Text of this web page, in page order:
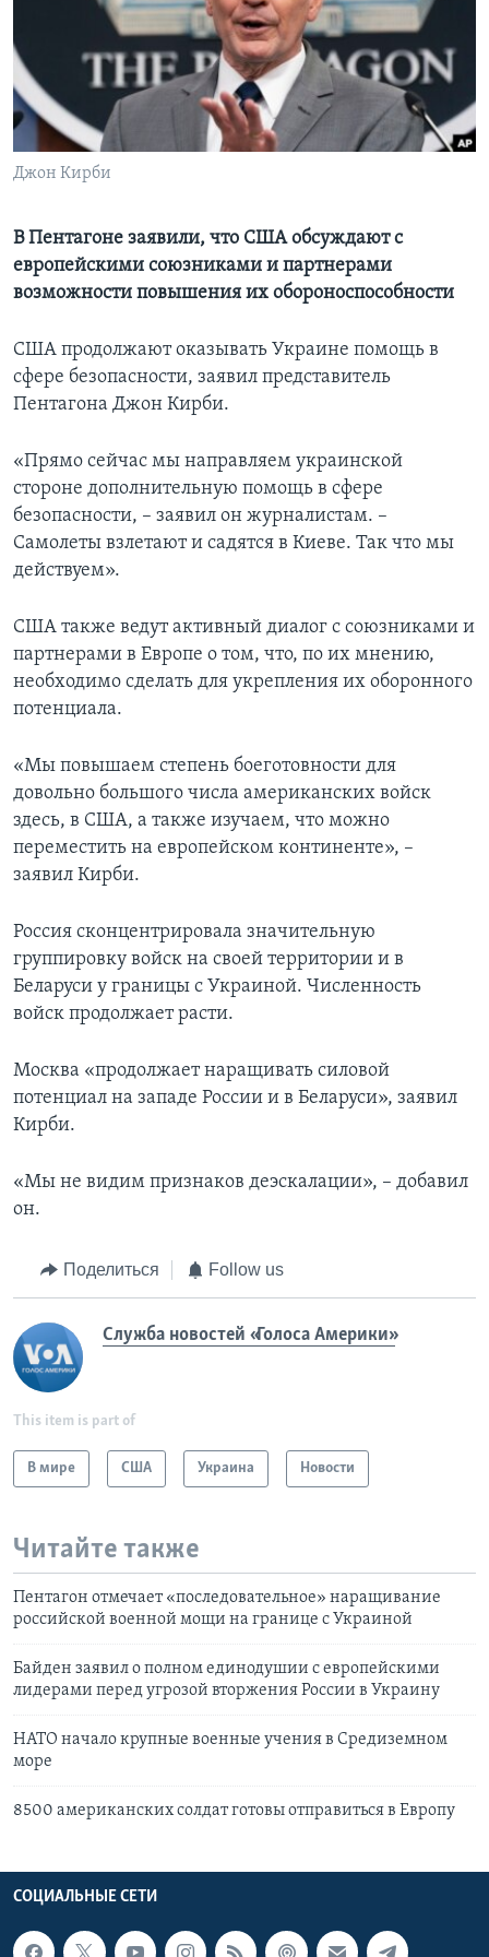
Learning English
СОЦИАЛЬНЫЕ СЕТИ
Джон Кирби
В Пентагоне заявили, что США обсуждают с
европейскими союзниками и партнерами
возможности повышения их обороноспособности
CША продолжают оказывать Украине помощь в
сфере безопасности, заявил представитель
Пентагона Джон Кирби.
«Прямо сейчас мы направляем украинской
стороне дополнительную помощь в сфере
безопасности, – заявил он журналистам. –
Самолеты взлетают и садятся в Киеве. Так что мы
действуем».
США также ведут активный диалог с союзниками и
партнерами в Европе о том, что, по их мнению,
необходимо сделать для укрепления их оборонного
потенциала.
«Мы повышаем степень боеготовности для
довольно большого числа американских войск
здесь, в США, а также изучаем, что можно
переместить на европейском континенте», –
заявил Кирби.
Россия сконцентрировала значительную
группировку войск на своей территории и в
Беларуси у границы с Украиной. Численность
войск продолжает расти.
Москва «продолжает наращивать силовой
потенциал на западе России и в Беларуси», заявил
Кирби.
«Мы не видим признаков деэскалации», – добавил
он.
Поделиться Follow us
Служба новостей «Голоса Америки»
This item is part of
В мире США Украина Новости
Читайте также
Пентагон отмечает «последовательное» наращивание
российской военной мощи на границе с Украиной
Байден заявил о полном единодушии с европейскими
лидерами перед угрозой вторжения России в Украину
НАТО начало крупные военные учения в Средиземном
море
8500 американских солдат готовы отправиться в Европу
СОЦИАЛЬНЫЕ СЕТИ